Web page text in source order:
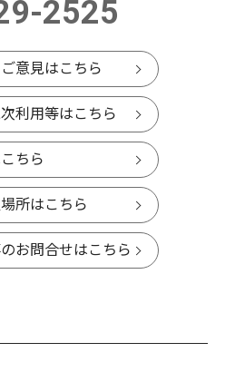
2525
意見はこちら
利用等はこちら
ちら
所はこちら
お問合せはこちら